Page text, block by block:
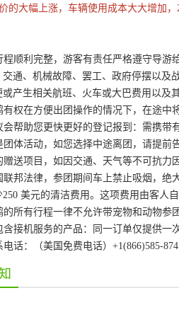
的大幅上涨，车辆使用成本大大增加
程顺利完整，游客有责任严格遵守导
交通、机械故障、罢工、政府停摆以及
或产生相关航班、火车或大巴费用以及
有权在方便出团操作的情况下，在途
会帮助您更快更好的登记报到：需携
团体活动，如您选择中途离团，请提
赠送项目，如因交通、天气等不可抗
联邦法律，参团期间车上禁止吸烟，
250 美元的清洁费用。这项费用由客人
的所有行程一律不允许带宠物和动物参
含接机服务的产品：同一订单仅提供
电话：（美国免费电话）+1(866)585-